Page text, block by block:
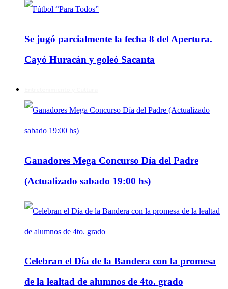
Se jugó parcialmente la fecha 8 del Apertura.
Cayó Huracán y goleó Sacanta
Ganadores Mega Concurso Día del Padre
(Actualizado sabado 19:00 hs)
Celebran el Día de la Bandera con la promesa
de la lealtad de alumnos de 4to. grado